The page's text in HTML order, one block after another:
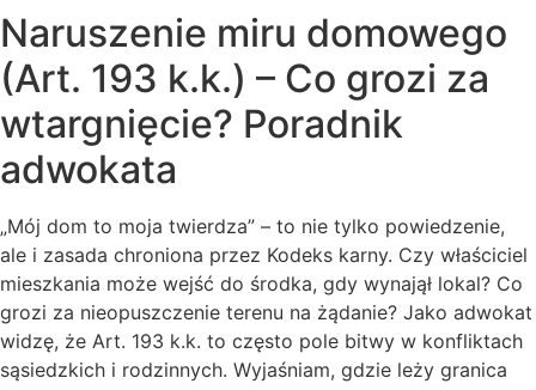
Naruszenie miru domowego
(Art. 193 k.k.) – Co grozi za
wtargnięcie? Poradnik
adwokata
„Mój dom to moja twierdza” – to nie tylko powiedzenie,
ale i zasada chroniona przez Kodeks karny. Czy właściciel
mieszkania może wejść do środka, gdy wynajął lokal? Co
grozi za nieopuszczenie terenu na żądanie? Jako adwokat
widzę, że Art. 193 k.k. to często pole bitwy w konfliktach
sąsiedzkich i rodzinnych. Wyjaśniam, gdzie leży granica